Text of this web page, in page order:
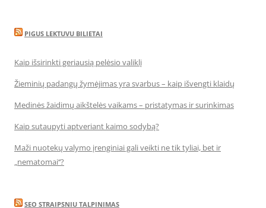
PIGUS LEKTUVU BILIETAI
Kaip išsirinkti geriausią pelėsio valiklį
Žieminių padangų žymėjimas yra svarbus – kaip išvengti klaidų
Medinės žaidimų aikštelės vaikams – pristatymas ir surinkimas
Kaip sutaupyti aptveriant kaimo sodybą?
Maži nuotekų valymo įrenginiai gali veikti ne tik tyliai, bet ir
„nematomai‘‘?
SEO STRAIPSNIU TALPINIMAS